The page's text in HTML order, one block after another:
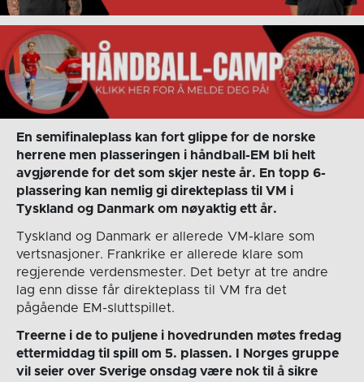
En semifinaleplass kan fort glippe for de norske
herrene men plasseringen i håndball-EM bli helt
avgjørende for det som skjer neste år. En topp 6-
plassering kan nemlig gi direkteplass til VM i
Tyskland og Danmark om nøyaktig ett år.
Tyskland og Danmark er allerede VM-klare som
vertsnasjoner. Frankrike er allerede klare som
regjerende verdensmester. Det betyr at tre andre
lag enn disse får direkteplass til VM fra det
pågående EM-sluttspillet.
Treerne i de to puljene i hovedrunden møtes fredag
ettermiddag til spill om 5. plassen. I Norges gruppe
vil seier over Sverige onsdag være nok til å sikre